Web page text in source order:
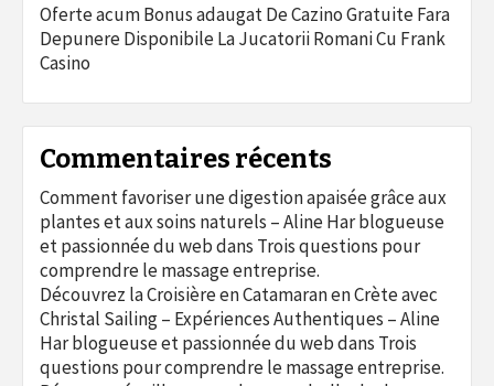
Oferte acum Bonus adaugat De Cazino Gratuite Fara
Depunere Disponibile La Jucatorii Romani Cu Frank
Casino
Commentaires récents
Comment favoriser une digestion apaisée grâce aux
plantes et aux soins naturels – Aline Har blogueuse
et passionnée du webdans Trois questions pour
comprendre le massage entreprise.
Découvrez la Croisière en Catamaran en Crète avec
Christal Sailing – Expériences Authentiques – Aline
Har blogueuse et passionnée du webdans Trois
questions pour comprendre le massage entreprise.